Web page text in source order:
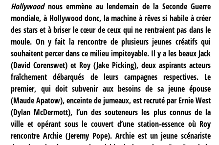
Hollywoodnous emmène au lendemain de la Seconde Guerre
mondiale, à Hollywood donc, la machine à rêves si habile à créer
des stars et à briser le cœur de ceux qui ne rentraient pas dans le
moule. On y fait la rencontre de plusieurs jeunes créatifs qui
souhaitent percer dans ce milieu impitoyable. Il y a les beaux Jack
(David Corenswet) et Roy (Jake Picking), deux aspirants acteurs
fraîchement débarqués de leurs campagnes respectives. Le
premier, qui doit subvenir aux besoins de sa jeune épouse
(Maude Apatow), enceinte de jumeaux, est recruté par Ernie West
(Dylan McDermott), l’un des souteneurs les plus connus de la
ville et opérant sous le couvert d’une station-essence où Roy
rencontre Archie (Jeremy Pope). Archie est un jeune scénariste